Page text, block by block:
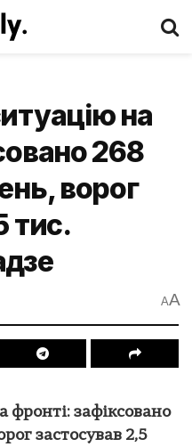
на
268
ворог
тис.
AA
фронті: зафіксовано
застосував 2,5